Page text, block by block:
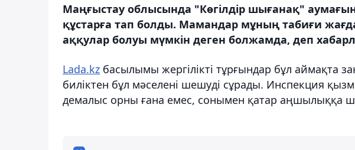
Маңғыстау облысында "Көгілдір шығанақ"
құстарға тап болды. Мамандар мұның табиғи
аққулар болуы мүмкін деген болжамда, деп
Lada.kz басылымы жергілікті тұрғындар бұл аймақта
биліктен бұл мәселені шешуді сұрады. Инспекция
демалыс орны ғана емес, сонымен қатар аңшылыққа